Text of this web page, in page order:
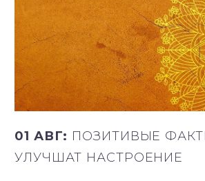
01 АВГ: ПОЗИТИВЫЕ
УЛУЧШАТ НАСТРОЕНИЕ